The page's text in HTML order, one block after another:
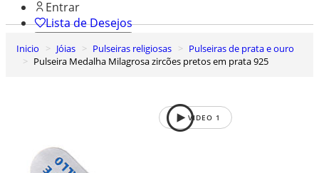
Entrar
Lista de Desejos
0
Carrinho de Compras
Inicio Jóias Pulseiras religiosas
Pulseiras de prata e ouro
Pulseira Medalha Milagrosa zircões pretos em prata 925
VIDEO 1